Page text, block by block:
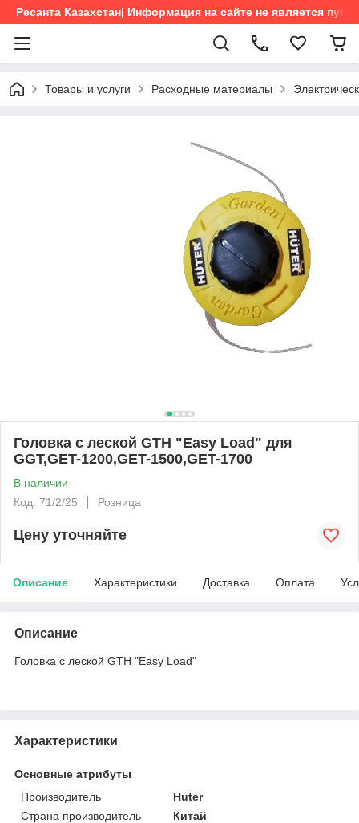
Ресанта Казахстан| Информация на сайте не является
Товары и услуги Расходные материалы
Головка с леской GTH "Easy Load" для
GGT,GET-1200,GET-1500,GET-1700
В наличии
Код: 71/2/25
Розница
Цену уточняйте
Описание Характеристики Доставка Оплата
Описание
Головка с леской GTH "Easy Load"
Характеристики
Основные атрибуты
Производитель
Huter
Страна производитель
Китай